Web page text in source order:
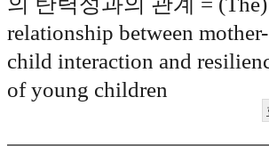
relationship between mother-
child interaction and
of young children